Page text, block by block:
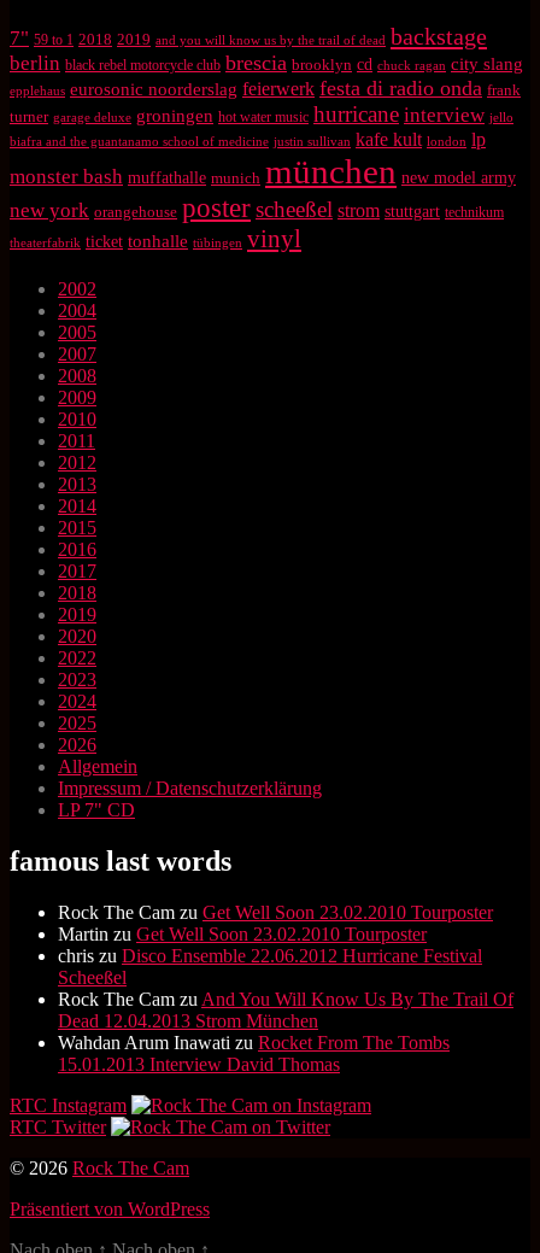
7" 59 to 1 2018 2019 and you will know us by the trail of dead backstage
berlin black rebel motorcycle club brescia brooklyn cd chuck ragan city slang
epplehaus eurosonic noorderslag feierwerk festa di radio onda frank
turner garage deluxe groningen hot water music hurricane interview jello
biafra and the guantanamo school of medicine justin sullivan kafe kult london lp
monster bash muffathalle munich münchen new model army
new york orangehouse posterscheeßel strom stuttgart technikum
theaterfabrik ticket tonhalle tübingen vinyl
2002
2004
2005
2007
2008
2009
2010
2011
2012
2013
2014
2015
2016
2017
2018
2019
2020
2022
2023
2024
2025
2026
Allgemein
Impressum / Datenschutzerklärung
LP 7" CD
famous last words
Rock The Cam zu Get Well Soon 23.02.2010 Tourposter
Martin zu Get Well Soon 23.02.2010 Tourposter
chris zu Disco Ensemble 22.06.2012 Hurricane Festival
Scheeßel
Rock The Cam zu And You Will Know Us By The Trail Of
Dead 12.04.2013 Strom München
Wahdan Arum Inawati zu Rocket From The Tombs
15.01.2013 Interview David Thomas
RTC Instagram
RTC Twitter
© 2026 Rock The Cam
Präsentiert von WordPress